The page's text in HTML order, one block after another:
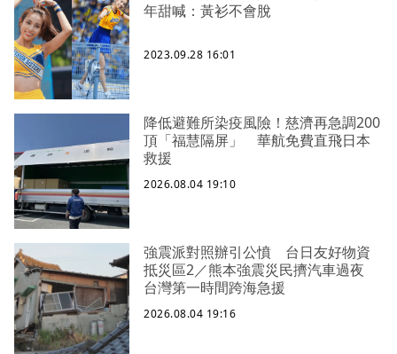
年甜喊：黃衫不會脫
2023.09.28 16:01
降低避難所染疫風險！慈濟再急調200
頂「福慧隔屏」 華航免費直飛日本
救援
2026.08.04 19:10
強震派對照辦引公憤 台日友好物資
抵災區2／熊本強震災民擠汽車過夜
台灣第一時間跨海急援
2026.08.04 19:16